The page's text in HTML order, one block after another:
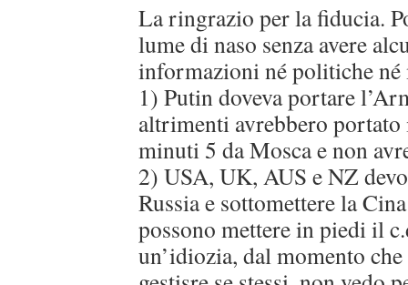
La ringrazio per la fiducia.
lume di naso senza avere
informazioni né politiche
1) Putin doveva portare
altrimenti avrebbero
minuti 5 da Mosca e non
2) USA, UK, AUS e NZ
Russia e sottomettere la
possono mettere in piedi il
un’idiozia, dal momento